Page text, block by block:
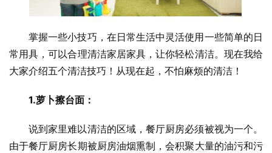
掌握一些小技巧，在日常生活中灵活使用一些简单的日
常用具，可以合理清洁家居家具，让你轻松清洁。现在我给
大家介绍五个清洁技巧！从现在起，不怕麻烦的清洁！
1.萝卜擦台面：
说到家里难以清洁的区域，餐厅厨房必须被视为一个。
由于餐厅厨房长期被厨房油烟熏制，会积聚大量的油污和污